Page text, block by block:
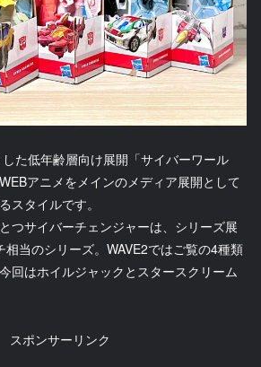
た低年齢層向け展開「サイバーワール
アニメをメインのメディア展開として
スタイルです。
つサイバーチェンジャーは、シリーズ展
当のシリーズ。WAVE2ではご覧の4種類
回はホイルジャックとスタースクリーム
スポンサーリンク